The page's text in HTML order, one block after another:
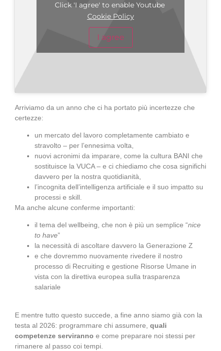
Click 'I agree' to enable Youtube
Cookie Policy
I agree
Arriviamo da un anno che ci ha portato più incertezze che
certezze:
un mercato del lavoro completamente cambiato e
stravolto – per l’ennesima volta,
nuovi acronimi da imparare, come la cultura BANI che
sostituisce la VUCA – e ci chiediamo che cosa significhi
davvero per la nostra quotidianità,
l’incognita dell’intelligenza artificiale e il suo impatto su
processi e skill.
Ma anche alcune conferme importanti:
il tema del wellbeing, che non è più un semplice “nice
to have”
la necessità di ascoltare davvero la Generazione Z
e che dovremmo nuovamente rivedere il nostro
processo di Recruiting e gestione Risorse Umane in
vista con la direttiva europea sulla trasparenza
salariale
E mentre tutto questo succede, a fine anno siamo già con la
testa al 2026: programmare chi assumere, quali
competenze serviranno e come preparare noi stessi per
rimanere al passo coi tempi.